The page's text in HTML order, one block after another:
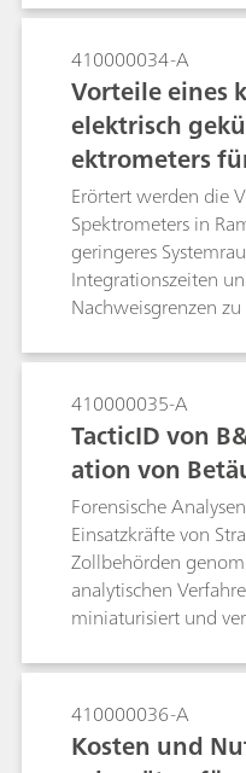
neben den
optische Bilder, um
Verwendung eines
zu bieten.
410000034-A
Vorteile eines
elektrisch
ektrometers
Erörtert werden die
Spektrometers in
geringeres
Integrationszeiten
Nachweisgrenzen
410000035-A
TacticID von
ation von
Forensische
Einsatzkräfte von
Zollbehörden
analytischen
miniaturisiert und
Vor-Ort-Analysen
können Benutzer
zuverlässige
den
410000036-A
Kosten und